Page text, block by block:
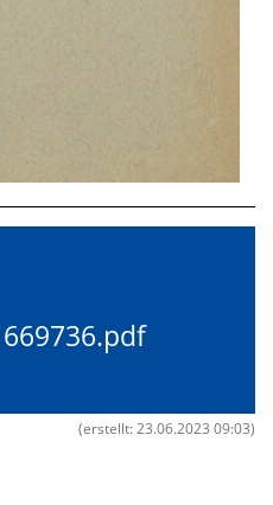
(erstellt: 23.06.2023 09:03)